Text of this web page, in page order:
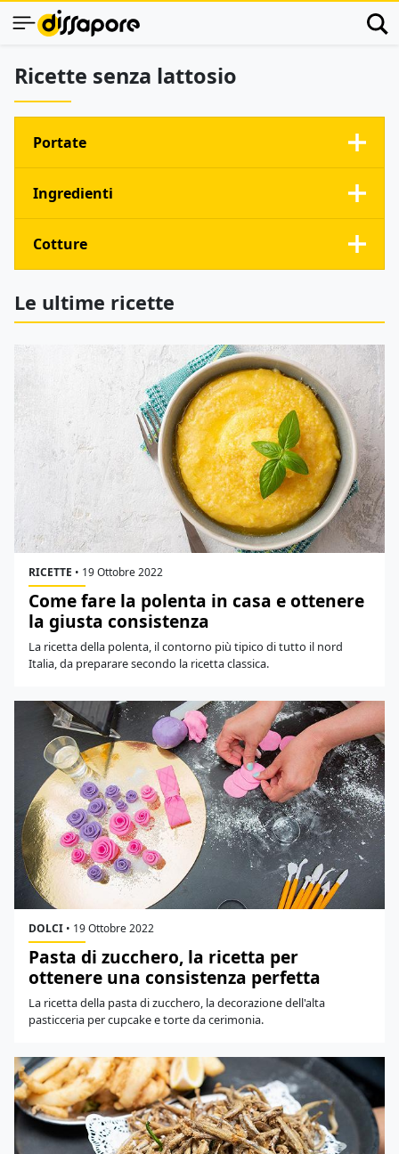
Ricette senza lattosio
Portate
Ingredienti
Cotture
Le ultime ricette
RICETTE • 19 Ottobre 2022
Come fare la polenta in casa e ottenere
la giusta consistenza
La ricetta della polenta, il contorno più tipico di tutto il nord
Italia, da preparare secondo la ricetta classica.
DOLCI • 19 Ottobre 2022
Pasta di zucchero, la ricetta per
ottenere una consistenza perfetta
La ricetta della pasta di zucchero, la decorazione dell'alta
pasticceria per cupcake e torte da cerimonia.